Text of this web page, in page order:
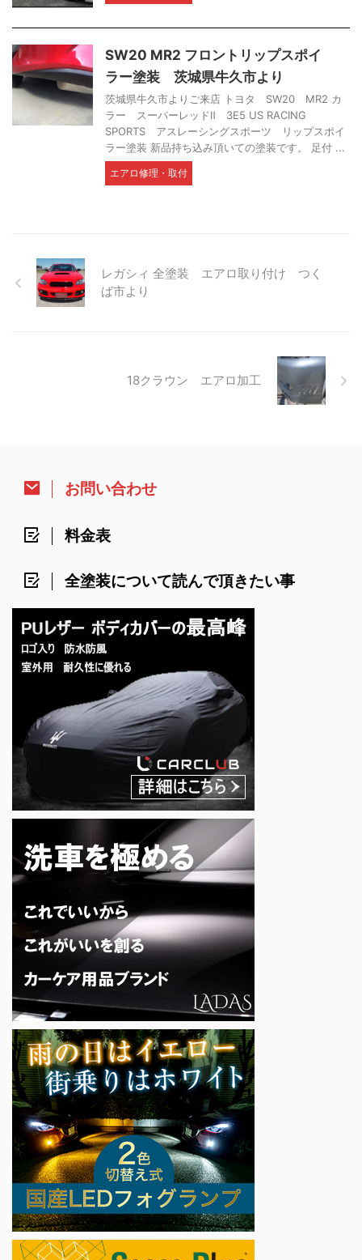
SW20 MR2 フロントリップスポイ
ラー塗装 茨城県牛久市より
茨城県牛久市よりご来店 トヨタ SW20 MR2 カ
ラー スーパーレッドⅡ 3E5 US RACING
SPORTS アスレーシングスポーツ リップスポイ
ラー塗装 新品持ち込み頂いての塗装です。 足付 ...
エアロ修理・取付
レガシィ 全塗装 エアロ取り付け つく
ば市より
18クラウン エアロ加工
お問い合わせ
料金表
全塗装について読んで頂きたい事